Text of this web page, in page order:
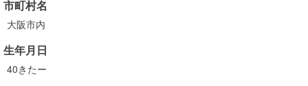
市町村名
大阪市内
生年月日
40きたー